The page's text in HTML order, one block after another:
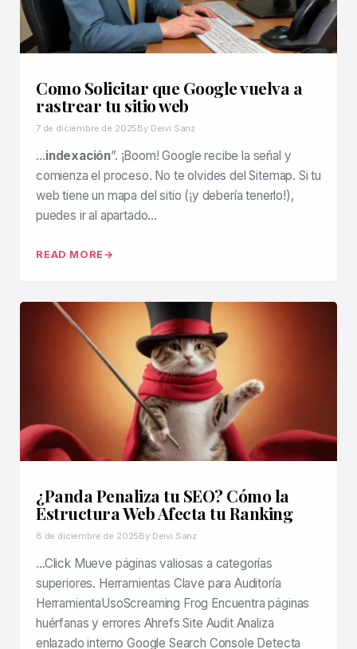
Como Solicitar que Google vuelva a
rastrear tu sitio web
7 de diciembre de 2025By Deivi Sanz
…indexación”. ¡Boom! Google recibe la señal y
comienza el proceso. No te olvides del Sitemap. Si tu
web tiene un mapa del sitio (¡y debería tenerlo!),
puedes ir al apartado…
READ MORE
¿Panda Penaliza tu SEO? Cómo la
Estructura Web Afecta tu Ranking
8 de diciembre de 2025By Deivi Sanz
…Click Mueve páginas valiosas a categorías
superiores. Herramientas Clave para Auditoría
HerramientaUsoScreaming Frog Encuentra páginas
huérfanas y errores Ahrefs Site Audit Analiza
enlazado interno Google Search Console Detecta